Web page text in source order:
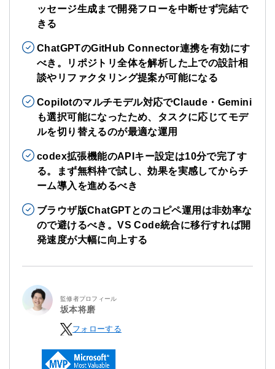
ッセージ生成まで開発フローを中断せず完結で
きる
ChatGPTのGitHub Connector連携を有効にす
べき。リポジトリ全体を解析した上での設計相
談やリファクタリング提案が可能になる
Copilotのマルチモデル対応でClaude・Gemini
も選択可能になったため、タスクに応じてモデ
ルを切り替えるのが最適な運用
codex拡張機能のAPIキー設定は10分で完了す
る。まず無料枠で試し、効果を実感してからチ
ーム導入を進めるべき
ブラウザ版ChatGPTとのコピペ運用は非効率な
ので避けるべき。VS Code統合に移行すれば開
発速度が大幅に向上する
監修者プロフィール
坂本将磨
フォローする